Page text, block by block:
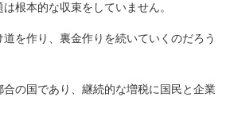
根本的な収束をしていません。
を作り、裏金作りを続いていくのだろう
合の国であり、継続的な増税に国民と企業